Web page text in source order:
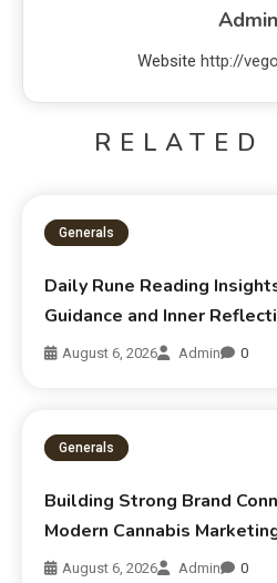
Admin
Website http://
RELATED
Generals
Daily Rune Reading
Guidance and Inner
August 6, 2026 Admin 0
Generals
Building Strong Brand
Modern Cannabis
August 6, 2026 Admin 0